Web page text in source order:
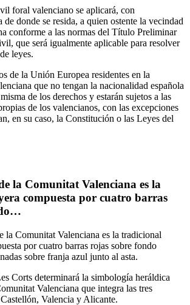
foral valenciano se aplicará, con
de donde se resida, a quien ostente la vecindad
conforme a las normas del Título Preliminar
que será igualmente aplicable para resolver
leyes.
de la Unión Europea residentes en la
que no tengan la nacionalidad española
de los derechos y estarán sujetos a las
de los valencianos, con las excepciones
en su caso, la Constitución o las Leyes del
la Comunitat Valenciana es la
compuesta por cuatro barras
la Comunitat Valenciana es la tradicional
por cuatro barras rojas sobre fondo
sobre franja azul junto al asta.
Corts determinará la simbología heráldica
Valenciana que integra las tres
Valencia y Alicante.